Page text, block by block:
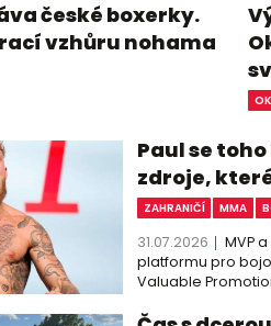
české boxerky.
vzhůru nohama
Paul se
zdroje,
ZAHRANIČÍ MMA
31.07.2026
MVP
platformu pro
Valuable